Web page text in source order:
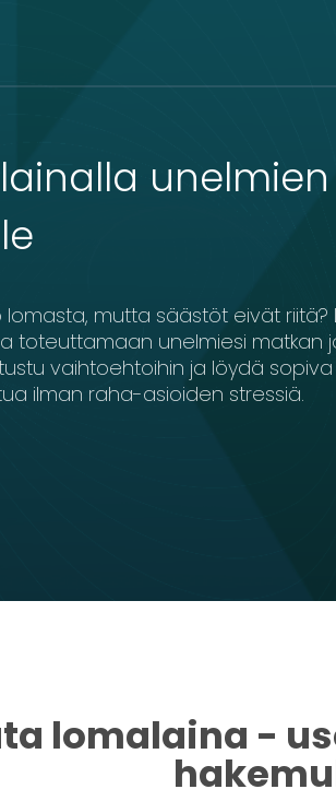
unelmien
lomasta, mutta säästöt eivät riitä?
toteuttamaan unelmiesi matkan
vaihtoehtoihin ja löydä
ilman raha-asioiden stressiä.
1 2 3
lomalaina -